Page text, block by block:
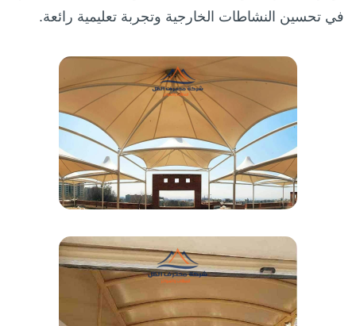
في تحسين النشاطات الخارجية وتجربة تعليمية رائعة.